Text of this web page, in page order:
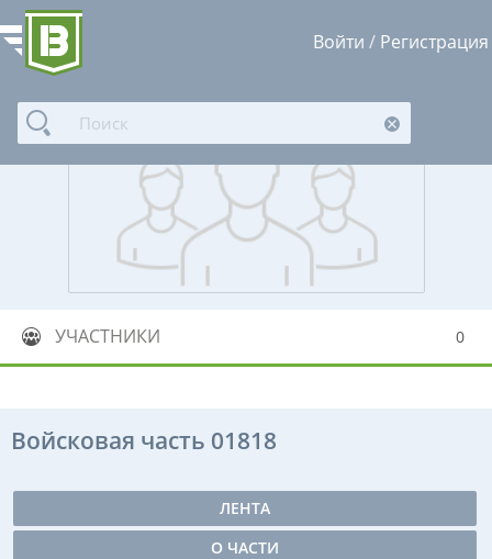
Войти / Регистрация
УЧАСТНИКИ 0
Войсковая часть 01818
ЛЕНТА
О ЧАСТИ